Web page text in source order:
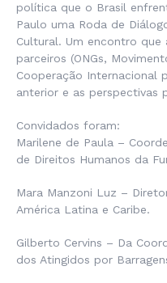
política que o Brasil
Paulo uma Roda de
Cultural. Um encontro
parceiros (ONGs,
Cooperação Internacional
anterior e as perspectivas
Convidados foram:
Marilene de Paula –
de Direitos Humanos da
Mara Manzoni Luz –
América Latina e Caribe.
Gilberto Cervins – Da
dos Atingidos por